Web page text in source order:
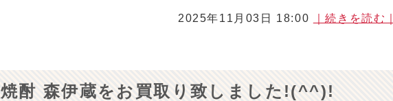
2025年11月03日 18:00 ｜続きを読む｜
焼酎 森伊蔵をお買取り致しました!(^^)!